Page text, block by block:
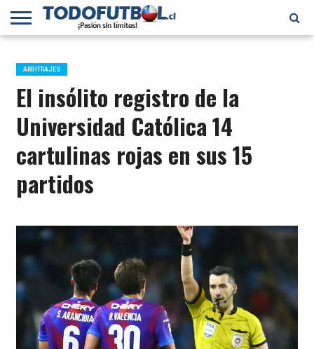
PRIMERA
B
SELECCIÓN
CHILENA
CHILENOS
EN EL
MUNDO
FÚTBOL
INTERNACIONAL
ARBITRAJES
El insólito registro de la
Universidad Católica 14
cartulinas rojas en sus 15
partidos